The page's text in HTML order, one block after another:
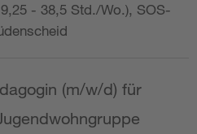
- 38,5 Std./Wo.), SOS-
(m/w/d) für